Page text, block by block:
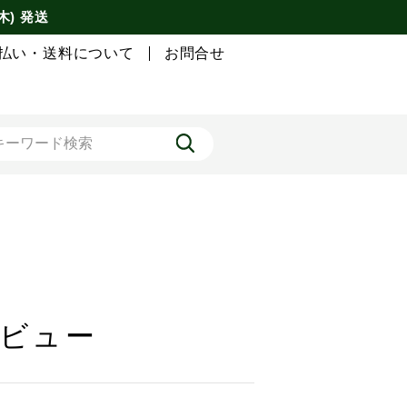
) 発送
い・送料について お問合せ
ュー